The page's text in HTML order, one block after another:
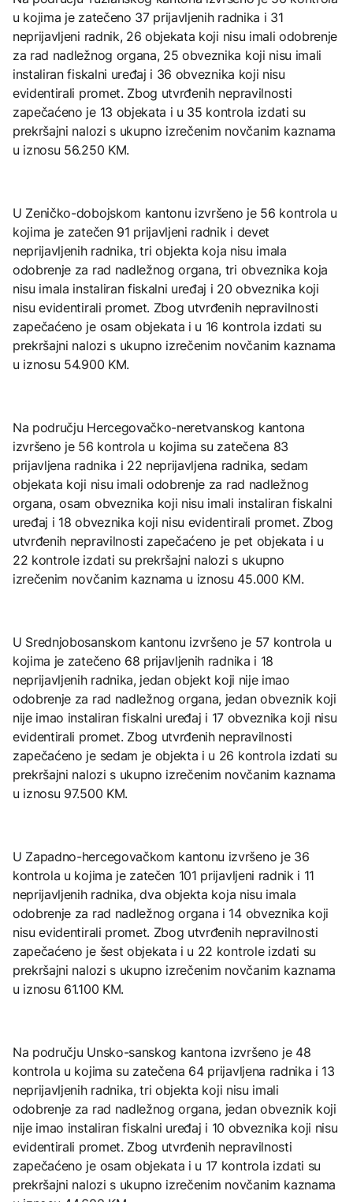
u kojima je zatečeno 37 prijavljenih radnika i 31
neprijavljeni radnik, 26 objekata koji nisu imali odobrenje
za rad nadležnog organa, 25 obveznika koji nisu imali
instaliran fiskalni uređaj i 36 obveznika koji nisu
evidentirali promet. Zbog utvrđenih nepravilnosti
zapečaćeno je 13 objekata i u 35 kontrola izdati su
prekršajni nalozi s ukupno izrečenim novčanim kaznama
u iznosu 56.250 KM.
U Zeničko-dobojskom kantonu izvršeno je 56 kontrola u
kojima je zatečen 91 prijavljeni radnik i devet
neprijavljenih radnika, tri objekta koja nisu imala
odobrenje za rad nadležnog organa, tri obveznika koja
nisu imala instaliran fiskalni uređaj i 20 obveznika koji
nisu evidentirali promet. Zbog utvrđenih nepravilnosti
zapečaćeno je osam objekata i u 16 kontrola izdati su
prekršajni nalozi s ukupno izrečenim novčanim kaznama
u iznosu 54.900 KM.
Na području Hercegovačko-neretvanskog kantona
izvršeno je 56 kontrola u kojima su zatečena 83
prijavljena radnika i 22 neprijavljena radnika, sedam
objekata koji nisu imali odobrenje za rad nadležnog
organa, osam obveznika koji nisu imali instaliran fiskalni
uređaj i 18 obveznika koji nisu evidentirali promet. Zbog
utvrđenih nepravilnosti zapečaćeno je pet objekata i u
22 kontrole izdati su prekršajni nalozi s ukupno
izrečenim novčanim kaznama u iznosu 45.000 KM.
U Srednjobosanskom kantonu izvršeno je 57 kontrola u
kojima je zatečeno 68 prijavljenih radnika i 18
neprijavljenih radnika, jedan objekt koji nije imao
odobrenje za rad nadležnog organa, jedan obveznik koji
nije imao instaliran fiskalni uređaj i 17 obveznika koji nisu
evidentirali promet. Zbog utvrđenih nepravilnosti
zapečaćeno je sedam je objekta i u 26 kontrola izdati su
prekršajni nalozi s ukupno izrečenim novčanim kaznama
u iznosu 97.500 KM.
U Zapadno-hercegovačkom kantonu izvršeno je 36
kontrola u kojima je zatečen 101 prijavljeni radnik i 11
neprijavljenih radnika, dva objekta koja nisu imala
odobrenje za rad nadležnog organa i 14 obveznika koji
nisu evidentirali promet. Zbog utvrđenih nepravilnosti
zapečaćeno je šest objekata i u 22 kontrole izdati su
prekršajni nalozi s ukupno izrečenim novčanim kaznama
u iznosu 61.100 KM.
Na području Unsko-sanskog kantona izvršeno je 48
kontrola u kojima su zatečena 64 prijavljena radnika i 13
neprijavljenih radnika, tri objekta koji nisu imali
odobrenje za rad nadležnog organa, jedan obveznik koji
nije imao instaliran fiskalni uređaj i 10 obveznika koji nisu
evidentirali promet. Zbog utvrđenih nepravilnosti
zapečaćeno je osam objekata i u 17 kontrola izdati su
prekršajni nalozi s ukupno izrečenim novčanim kaznama